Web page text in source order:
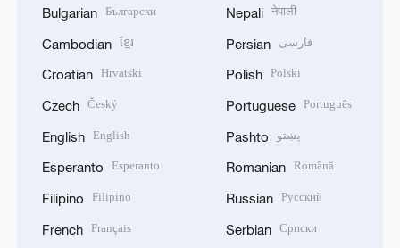
Bulgarian Български
Cambodian ខ្មែរ
Croatian Hrvatski
Czech Český
English English
Esperanto Esperanto
Filipino Filipino
French Français
Nepali नेपाली
Persian فارسی
Polish Polski
Portuguese Português
Pashto پښتو
Romanian Română
Russian Русский
Serbian Српски